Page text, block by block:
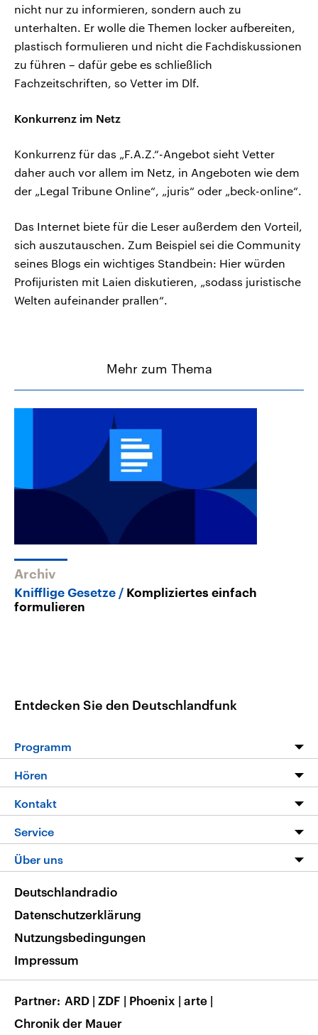
nicht nur zu informieren, sondern auch zu
unterhalten. Er wolle die Themen locker aufbereiten,
plastisch formulieren und nicht die Fachdiskussionen
zu führen – dafür gebe es schließlich
Fachzeitschriften, so Vetter im Dlf.
Konkurrenz im Netz
Konkurrenz für das „F.A.Z.“-Angebot sieht Vetter
daher auch vor allem im Netz, in Angeboten wie dem
der „Legal Tribune Online“, „juris“ oder „beck-online“.
Das Internet biete für die Leser außerdem den Vorteil,
sich auszutauschen. Zum Beispiel sei die Community
seines Blogs ein wichtiges Standbein: Hier würden
Profijuristen mit Laien diskutieren, „sodass juristische
Welten aufeinander prallen“.
Mehr zum Thema
Archiv
Knifflige Gesetze
Kompliziertes einfach
formulieren
Entdecken Sie den Deutschlandfunk
Programm
Die Nachrichten
Nachrichtenleicht
Neue Beiträge auf dlf.de
Hören
Livestream
Podcasts
Deutschlandfunk App
Nachrichten App
Frequenzen
Kontakt
Service
FAQ
Veranstaltungen
Musikliste
RSS
Über uns
Barrierefreiheit
Deutschlandradio
Datenschutzerklärung
Nutzungsbedingungen
Impressum
Partner ARD | ZDF | Phoenix | arte |
Chronik der Mauer